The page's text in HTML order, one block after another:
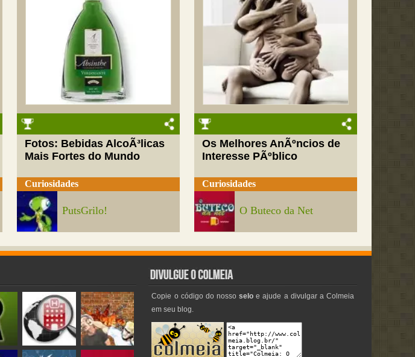
Fotos: Bebidas AlcoÃ³licas
Mais Fortes do Mundo
Curiosidades
PutsGrilo!
Os Melhores AnÃºncios de
Interesse PÃºblico
Curiosidades
O Buteco da Net
Copie o código do nossoselo e ajude a divulgar a Colmeia
em seu blog.